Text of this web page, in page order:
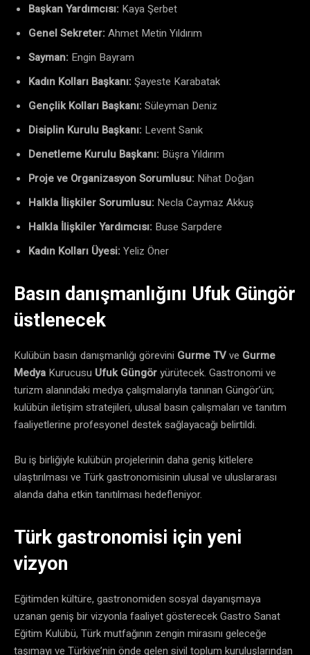
Başkan Yardımcısı: Kaya Şerbet
Genel Sekreter:Ahmet Metin Yıldırım
Sayman: Engin Bayram
Kadın Kolları Başkanı:Şayeste Karabatak
Gençlik Kolları Başkanı:Süleyman Deniz
Disiplin Kurulu Başkanı: Levent Sanık
Denetleme Kurulu Başkanı: Büşra Yıldırım
Proje ve Organizasyon Sorumlusu: Nihat Doğan
Halkla İlişkiler Sorumlusu: Necla Caymaz Akkuş
Halkla İlişkiler Yardımcısı: Buse Sarpdere
Kadın Kolları Üyesi:Yeliz Öner
Basın danışmanlığını Ufuk Güngör
üstlenecek
Kulübün basın danışmanlığı görevini Gurme TVve Gurme
Medya Kurucusu Ufuk Güngöryürütecek. Gastronomi ve
turizm alanındaki medya çalışmalarıyla tanınan Güngör’ün;
kulübün iletişim stratejileri, ulusal basın çalışmaları ve tanıtım
faaliyetlerine profesyonel destek sağlayacağı belirtildi.
Bu iş birliğiyle kulübün projelerinin daha geniş kitlelere
ulaştırılması ve Türk gastronomisinin ulusal ve uluslararası
alanda daha etkin tanıtılması hedefleniyor.
Türk gastronomisi için yeni
vizyon
Eğitimden kültüre, gastronomiden sosyal dayanışmaya
uzanan geniş bir vizyonla faaliyet gösterecek Gastro Sanat
Eğitim Kulübü, Türk mutfağının zengin mirasını geleceğe
taşımayı ve Türkiye’nin önde gelen sivil toplum kuruluşlarından